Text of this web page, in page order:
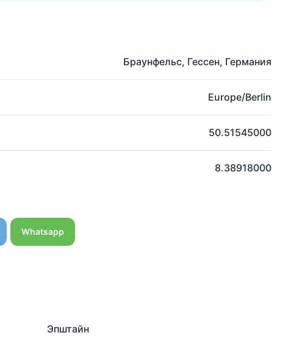
Браунфельс, Гессен, Германия
Europe/Berlin
50.51545000
8.38918000
Whatsapp
Эпштайн